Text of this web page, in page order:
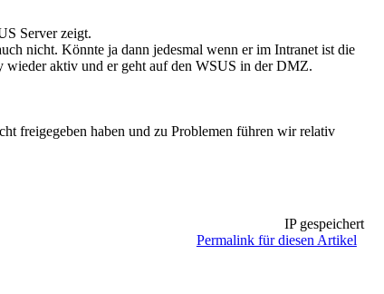
Server zeigt.
nicht. Könnte ja dann jedesmal wenn er im Intranet ist die
wieder aktiv und er geht auf den WSUS in der DMZ.
freigegeben haben und zu Problemen führen wir relativ
IP gespeichert
Permalink für diesen Artikel